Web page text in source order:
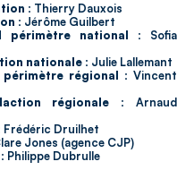
: Thierry Dauxois
: Jérôme Guilbert
périmètre national : Sofia
nationale : Julie Lallemant
périmètre régional : Vincent
régionale : Arnaud
Frédéric Druilhet
Jones (agence CJP)
Philippe Dubrulle